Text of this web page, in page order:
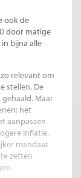
ook de
door matige
in bijna alle
relevant om
stellen. De
Maar
het
aanpassen
inflatie.
mandaat
zetten